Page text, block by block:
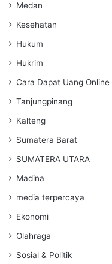
Medan
Kesehatan
Hukum
Hukrim
Cara Dapat Uang Online
Tanjungpinang
Kalteng
Sumatera Barat
SUMATERA UTARA
Madina
media terpercaya
Ekonomi
Olahraga
Sosial & Politik